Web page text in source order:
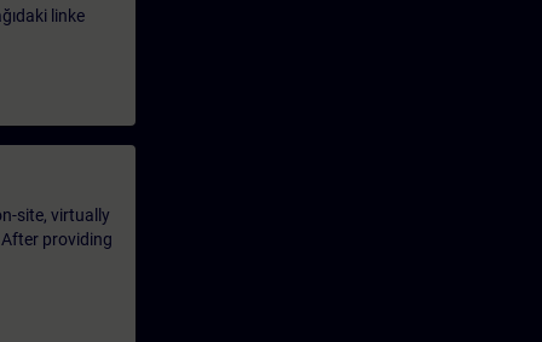
linke
site, virtually
providing